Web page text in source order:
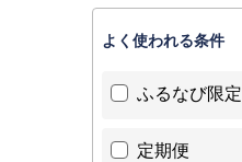
よく使われる条件
ふるなび限定
定期便